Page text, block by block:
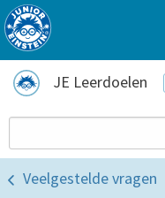
JE Leerdoelen
Veelgestelde vragen